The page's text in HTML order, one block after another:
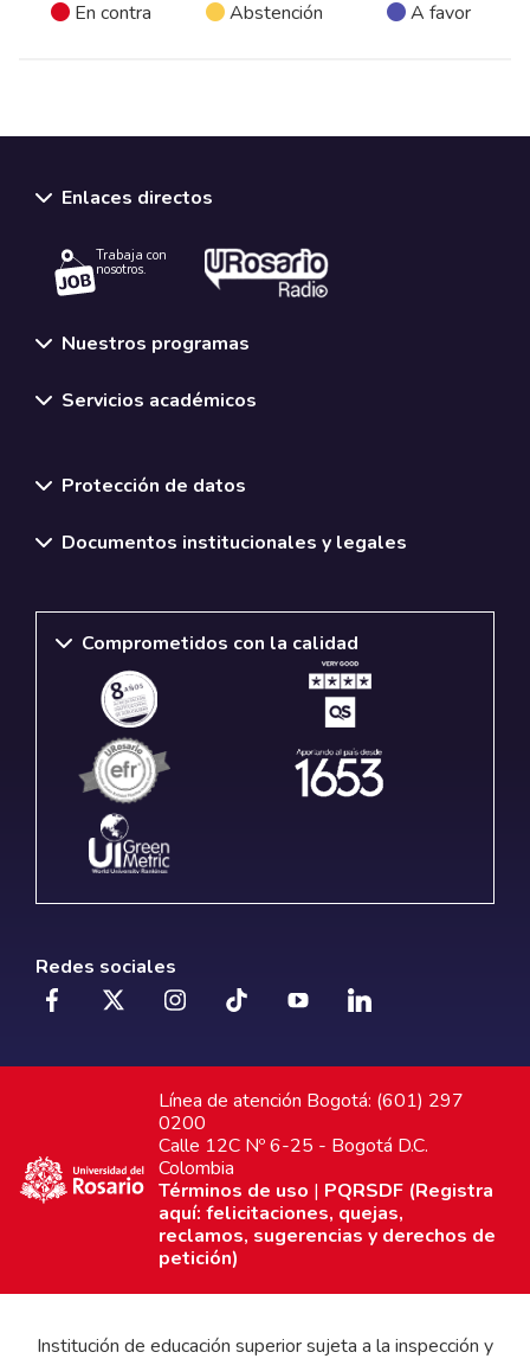
En contra Abstención A favor
Enlaces directos
Trabaja con
nosotros.
Nuestros programas
Servicios académicos
Protección de datos
Documentos institucionales y legales
Comprometidos con la calidad
Redes sociales
Línea de atención Bogotá: (601) 297
0200
Calle 12C Nº 6-25 - Bogotá D.C.
Colombia
Términos de uso | PQRSDF (Registra
aquí: felicitaciones, quejas,
reclamos, sugerencias y derechos de
petición)
Institución de educación superior sujeta a la inspección y